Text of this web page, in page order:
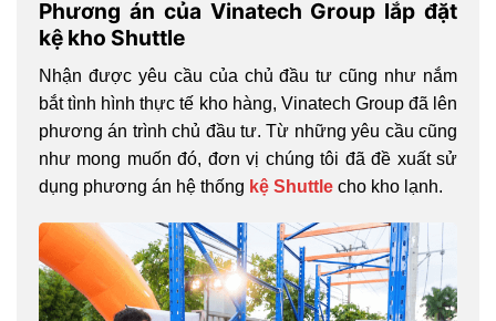
Phương án của Vinatech Group lắp đặt
kệ kho Shuttle
Nhận được yêu cầu của chủ đầu tư cũng như nắm
bắt tình hình thực tế kho hàng, Vinatech Group đã lên
phương án trình chủ đầu tư. Từ những yêu cầu cũng
như mong muốn đó, đơn vị chúng tôi đã đề xuất sử
dụng phương án hệ thống kệ Shuttle cho kho lạnh.